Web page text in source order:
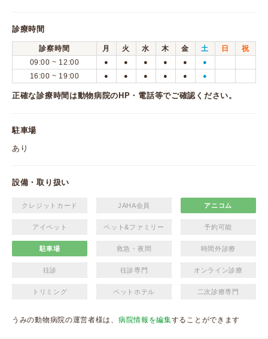
診療時間
診察時間 月 火 水 木 金 土 日
祝
09:00 ~ 12:00
● ● ● ● ● ●
16:00 ~ 19:00 ● ● ● ● ● ●
正確な診療時間は動物病院のHP・電話等でご確認ください。
駐車場
あり
設備・取り扱い
クレジットカード JAHA会員 アニコム
アイペット ペット&ファミリー 予約可能
駐車場 救急・夜間 時間外診療
往診 往診専門 オンライン診療
トリミング ペットホテル 二次診療専門
うみの動物病院の運営者様は、 病院情報を編集することができます